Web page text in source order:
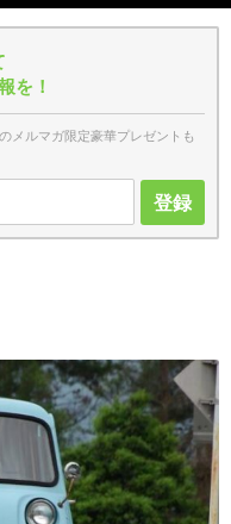
を！
メルマガ限定豪華プレゼントも
登録